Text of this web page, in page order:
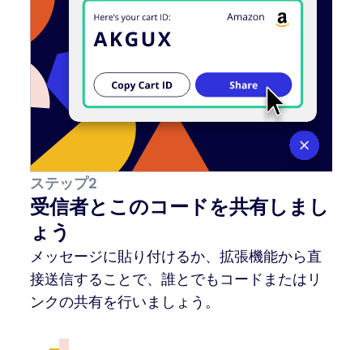
ステップ2
受信者とこのコードを共有しまし
ょう
メッセージに貼り付けるか、拡張機能から直
接送信することで、誰とでもコードまたはリ
ンクの共有を行いましょう。